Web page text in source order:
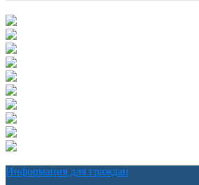
Информация для граждан